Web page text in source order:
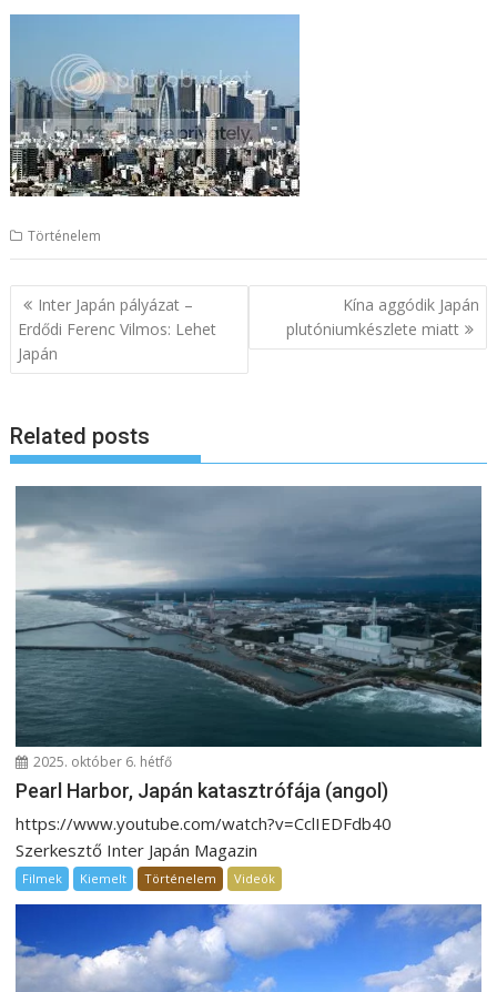
Történelem
B
e
j
g
y
z
s
a
v
i
g
á
c
i
ó
Inter Japán pályázat –
Erdődi Ferenc Vilmos: Lehet
Japán
Kína aggódik Japán
plutóniumkészlete miatt
Related posts
2025. október 6. hétfő
Pearl Harbor, Japán katasztrófája (angol)
https://www.youtube.com/watch?v=CclIEDFdb40
Szerkesztő Inter Japán Magazin
Filmek Kiemelt Történelem Videók